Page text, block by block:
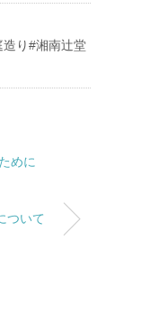
造り#湘南辻堂
めに
ついて